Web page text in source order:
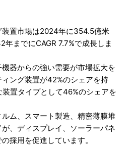
装置市場は2024年に354.5億米
年までにCAGR 7.7%で成長しま
器からの強い需要が市場拡大を
ング装置が42%のシェアを持
置タイプとして46%のシェアを
ム、スマート製造、精密薄膜堆
、ディスプレイ、ソーラーパネ
採用を促進しています。